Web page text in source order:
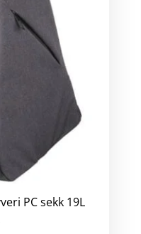
PC sekk 19L